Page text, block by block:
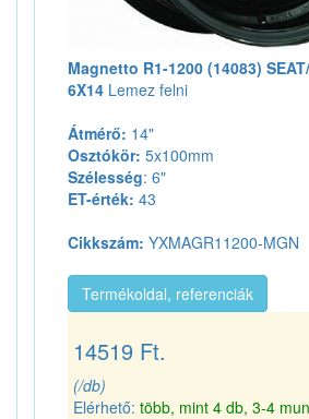
Magnetto R1-1200 (14083)
6X14 Lemez felni
Átmérő: 14"
Osztókör: 5x100mm
Szélesség: 6"
ET-érték: 43
Cikkszám: YXMAGR11200-MGN
Termékoldal, referenciák
14519 Ft.
(/db)
Elérhető: több, mint 4 db, 3-4